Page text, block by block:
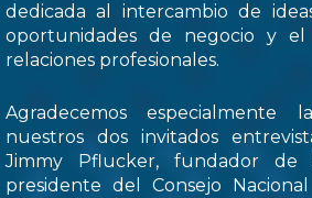
dedicada al intercambio de
oportunidades de negocio y el
relaciones profesionales.
Agradecemos especialmente
nuestros dos invitados
Jimmy Pflucker, fundador de
presidente del Consejo